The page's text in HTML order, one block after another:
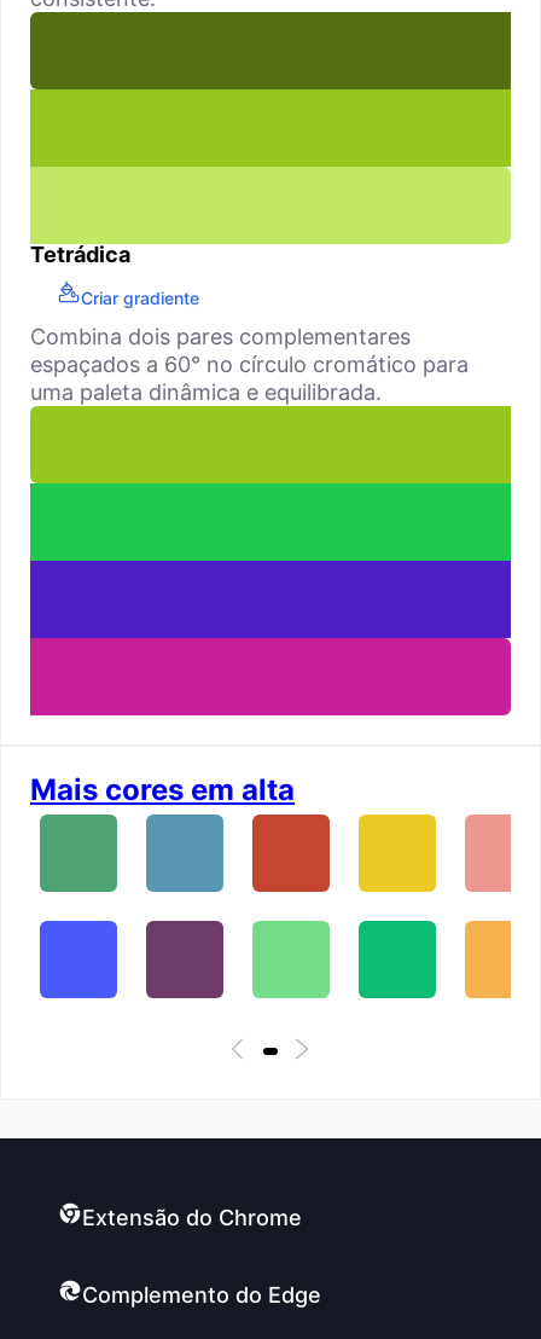
Tetrádica
Criar gradiente
Combina dois pares complementares
espaçados a 60° no círculo cromático para
uma paleta dinâmica e equilibrada.
Mais cores em alta
Extensão do Chrome
Complemento do Edge